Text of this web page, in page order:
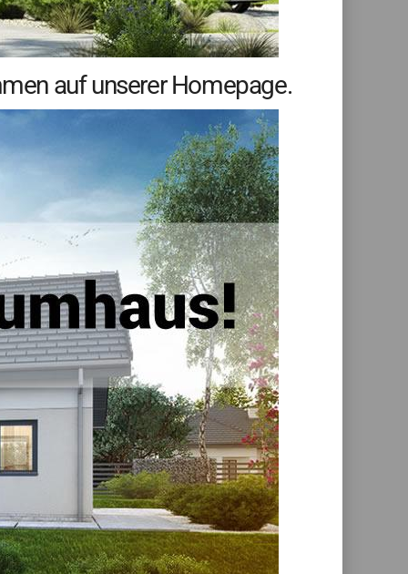
auf unserer Homepage.